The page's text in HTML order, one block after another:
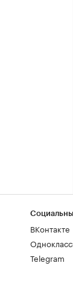
ВКонтакте
Telegram